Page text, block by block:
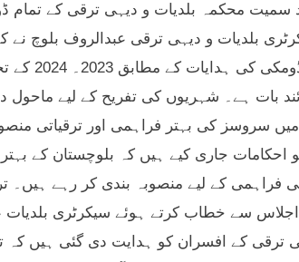
سمیت محکمہ بلدیات و دیہی ترقی کے تمام
بلدیات و دیہی ترقی عبدالروف بلوچ نے
بگٹی اور
بات ہے۔ شہریوں کی تفریح کے لیے
سروسز کی بہتر فراہمی اور ترقیاتی
احکامات جاری کیے ہیں کہ بلوچستان کے
فراہمی کے لیے منصوبہ بندی کر رہے ہیں۔
سے خطاب کرتے ہوئے سیکرٹری بلدیات
ترقی کے افسران کو ہدایت دی گئی ہیں کہ